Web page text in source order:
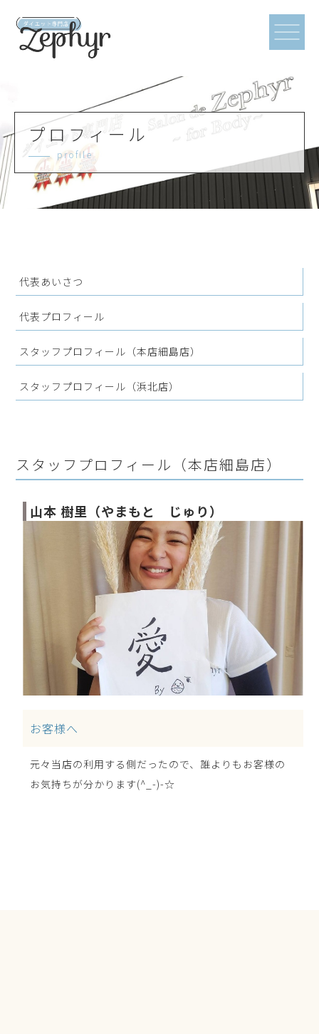
プロフィール
profile
代表あいさつ
代表プロフィール
スタッフプロフィール（本店細島店）
スタッフプロフィール（浜北店）
スタッフプロフィール（本店細島店）
山本 樹里（やまもと じゅり）
お客様へ
元々当店の利用する側だったので、誰よりもお客様の
お気持ちが分かります(^_-)-☆